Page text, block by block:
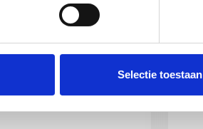
Selectie toestaan
juiste kandidaten
No match? No pay!
als een
gaat.